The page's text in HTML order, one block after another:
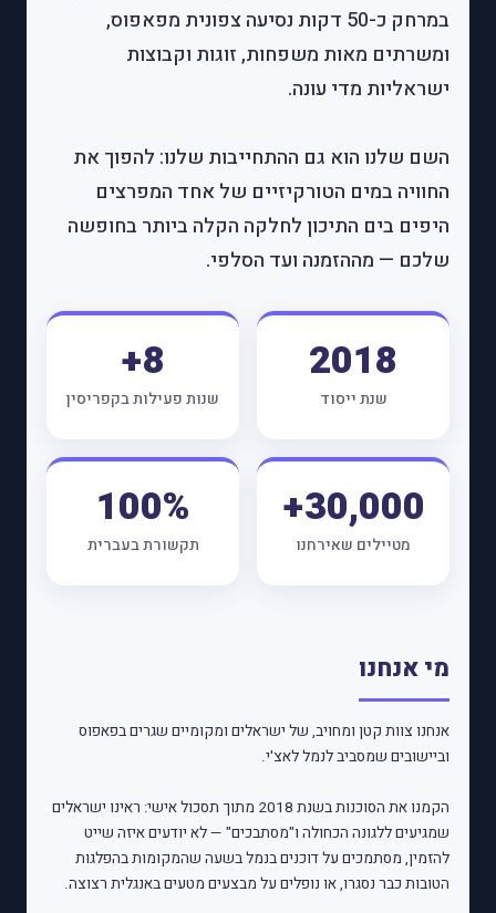
במרחק כ-50 דקות נסיעה צפונית מפאפוס,
ומשרתים מאות משפחות, זוגות וקבוצות
ישראליות מדי עונה.
השם שלנו הוא גם ההתחייבות שלנו: להפוך את
החוויה במים הטורקיזיים של אחד המפרצים
היפים בים התיכון לחלקה הקלה ביותר בחופשה
שלכם — מההזמנה ועד הסלפי.
2018
שנת ייסוד
8+
שנות פעילות בקפריסין
30,000+
מטיילים שאירחנו
100%
תקשורת בעברית
מי אנחנו
אנחנו צוות קטן ומחויב, של ישראלים ומקומיים שגרים בפאפוס
וביישובים שמסביב לנמל לאצ'י.
הקמנו את הסוכנות בשנת 2018 מתוך תסכול אישי: ראינו ישראלים
שמגיעים ללגונה הכחולה ו"מסתבכים" — לא יודעים איזה שייט
להזמין, מסתמכים על דוכנים בנמל בשעה שהמקומות בהפלגות
הטובות כבר נסגרו, או נופלים על מבצעים מטעים באנגלית רצוצה.